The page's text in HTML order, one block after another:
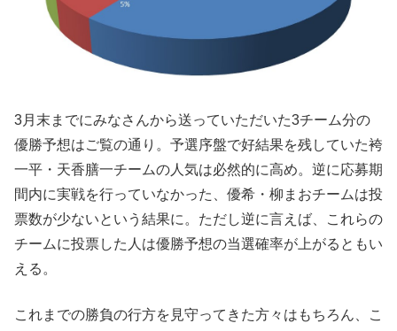
3月末までにみなさんから送っていただいた3チーム分の
優勝予想はご覧の通り。予選序盤で好結果を残していた袴
一平・天香膳一チームの人気は必然的に高め。逆に応募期
間内に実戦を行っていなかった、優希・柳まおチームは投
票数が少ないという結果に。ただし逆に言えば、これらの
チームに投票した人は優勝予想の当選確率が上がるともい
える。
これまでの勝負の行方を見守ってきた方々はもちろん、こ